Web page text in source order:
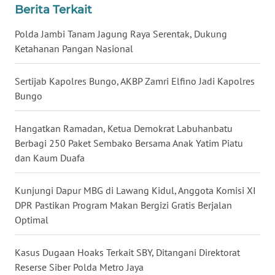
Berita Terkait
Polda Jambi Tanam Jagung Raya Serentak, Dukung
Ketahanan Pangan Nasional
Sertijab Kapolres Bungo, AKBP Zamri Elfino Jadi Kapolres
Bungo
Hangatkan Ramadan, Ketua Demokrat Labuhanbatu
Berbagi 250 Paket Sembako Bersama Anak Yatim Piatu
dan Kaum Duafa
Kunjungi Dapur MBG di Lawang Kidul, Anggota Komisi XI
DPR Pastikan Program Makan Bergizi Gratis Berjalan
Optimal
Kasus Dugaan Hoaks Terkait SBY, Ditangani Direktorat
Reserse Siber Polda Metro Jaya
BABEL
WN
SUMBAR
WN
WN
WN
LAMPUNG
JATENG